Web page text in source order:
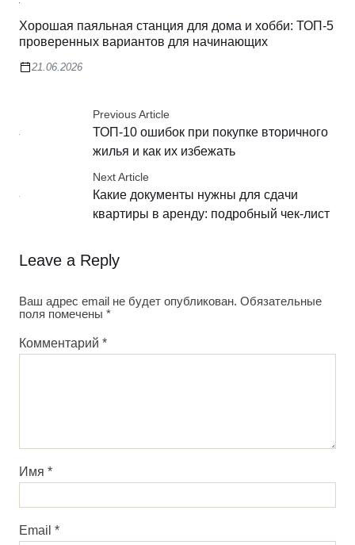
Хорошая паяльная станция для дома и хобби: ТОП-5
проверенных вариантов для начинающих
21.06.2026
Previous Article
ТОП-10 ошибок при покупке вторичного
жилья и как их избежать
Next Article
Какие документы нужны для сдачи
квартиры в аренду: подробный чек-лист
Leave a Reply
Ваш адрес email не будет опубликован. Обязательные
поля помечены *
Комментарий *
Имя *
Email *